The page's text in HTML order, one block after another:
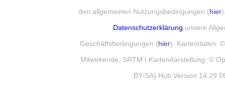
den allgemeinen Nutzungsbedingungen (hier
Datenschutzerklärung unsere
Geschäftsbedingungen (hier). Kartendaten:
Mitwirkende, SRTM | Kartendarstellung: ©
BY-SA) Hub Version